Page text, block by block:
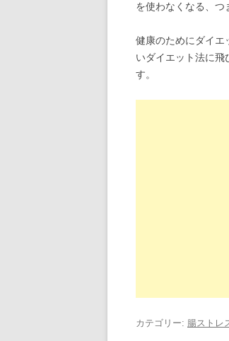
を使わなくなる、つ
健康のためにダイエ
いダイエット法に
す。
カテゴリー: 腸ストレ